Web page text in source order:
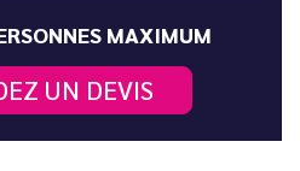
MAXIMUM
UN DEVIS